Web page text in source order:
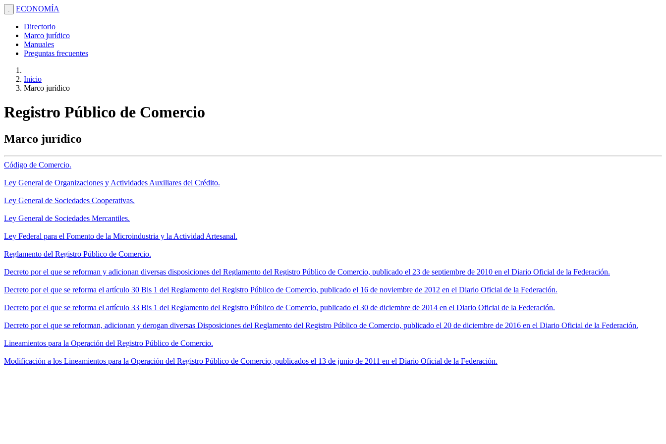
. ECONOMÍA
Directorio
Marco jurídico
Manuales
Preguntas frecuentes
Inicio
Marco jurídico
Registro Público de Comercio
Marco jurídico
Código de Comercio.
Ley General de Organizaciones y Actividades Auxiliares del Crédito.
Ley General de Sociedades Cooperativas.
Ley General de Sociedades Mercantiles.
Ley Federal para el Fomento de la Microindustria y la Actividad Artesanal.
Reglamento del Registro Público de Comercio.
Decreto por el que se reforman y adicionan diversas disposiciones del Reglamento del Registro Público de Comercio, publicado el 23 de septiembre de 2010 en el Diario Oficial de la Federación.
Decreto por el que se reforma el artículo 30 Bis 1 del Reglamento del Registro Público de Comercio, publicado el 16 de noviembre de 2012 en el Diario Oficial de la Federación.
Decreto por el que se reforma el artículo 33 Bis 1 del Reglamento del Registro Público de Comercio, publicado el 30 de diciembre de 2014 en el Diario Oficial de la Federación.
Decreto por el que se reforman, adicionan y derogan diversas Disposiciones del Reglamento del Registro Público de Comercio, publicado el 20 de diciembre de 2016 en el Diario Oficial de la Federación.
Lineamientos para la Operación del Registro Público de Comercio.
Modificación a los Lineamientos para la Operación del Registro Público de Comercio, publicados el 13 de junio de 2011 en el Diario Oficial de la Federación.